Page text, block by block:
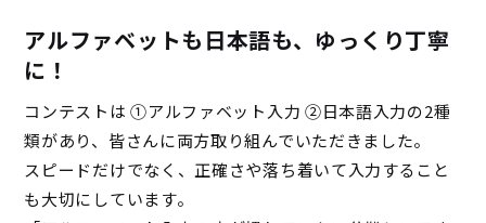
アルファベットも日本語も、ゆっくり丁寧
に！
コンテストは ①アルファベット入力 ②日本語入力の2種
類があり、皆さんに両方取り組んでいただきました。
スピードだけでなく、正確さや落ち着いて入力すること
も大切にしています。